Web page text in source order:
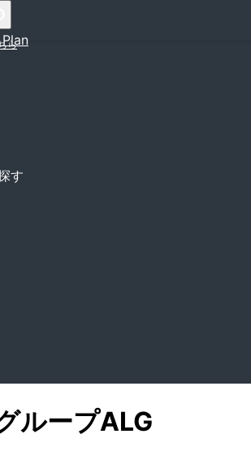
ら
す
ループALG